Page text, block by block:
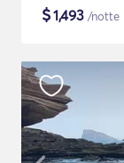
$1,493 /notte